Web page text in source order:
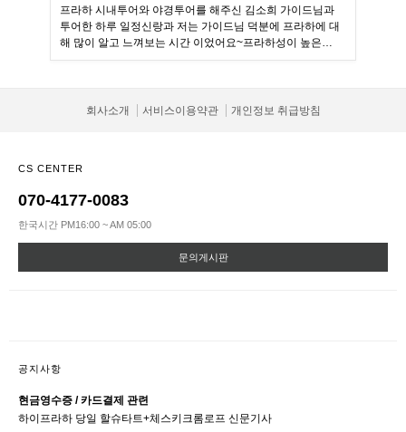
프라하 시내투어와 야경투어를 해주신 김소희 가이드님과
투어한 하루 일정신랑과 저는 가이드님 덕분에 프라하에 대
해 많이 알고 느껴보는 시간 이었어요~프라하성이 높은…
회사소개 서비스이용약관 개인정보 취급방침
CS CENTER
070-4177-0083
한국시간 PM16:00 ~ AM 05:00
문의게시판
공지사항
현금영수증 / 카드결제 관련
하이프라하 당일 할슈타트+체스키크롬로프 신문기사